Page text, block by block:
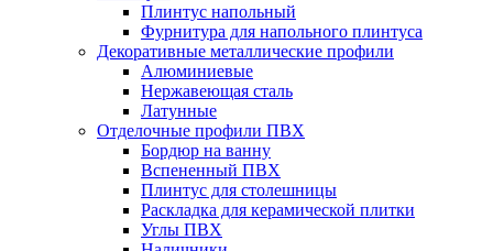
Плинтус напольный
Фурнитура для напольного плинтуса
Декоративные металлические профили
Алюминиевые
Нержавеющая сталь
Латунные
Отделочные профили ПВХ
Бордюр на ванну
Вспененный ПВХ
Плинтус для столешницы
Раскладка для керамической плитки
Углы ПВХ